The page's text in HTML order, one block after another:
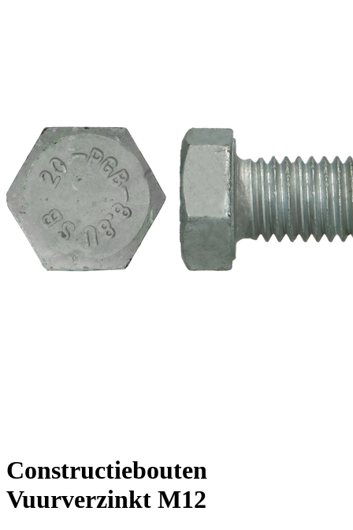
Constructiebouten
Vuurverzinkt M12